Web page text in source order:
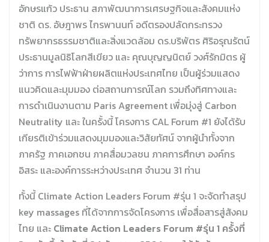
อักษรแก้ว ประธาน สภาพัฒนาการเศรษฐกิจและสังคมแห่ง
ชาติ ดร. อัษฎาพร ไกรพานนท์ อดีตรองปลัดกระทรวง
ทรัพยากรธรรมชาติและสิ่งแวดล้อม ดร.บริพัตร ศิริอรุณรัตน์
ประธานมูลนิธิโลกสีเขียว และ คุณบุญญนิตย์ วงศ์รักมิตร ผู้
ว่าการ การไฟฟ้าฝ่ายผลิตแห่งประเทศไทย เป็นผู้ร่วมแสดง
แนวคิดและมุมมอง ต่อสถานการณ์โลก รวมถึงทิศทางและ
การดำเนินงานตาม Paris Agreement เพื่อมุ่งสู่ Carbon
Neutrality และ ในครั้งนี้ โครงการ CAL Forum #1 ยังได้รับ
เกียรติเข้าร่วมแสดงมุมมองและวิสัยทัศน์ จากผู้นำทั้งจาก
ภาครัฐ ภาคเอกชน ภาคสื่อมวลชน ภาคการศึกษา องค์กร
อิสระ และองค์การระหว่างประเทศ จำนวน 31 ท่าน
ทั้งนี้ Climate Action Leaders Forum #รุ่น 1 จะจัดทำสรุป
key massages ที่ได้จากการจัดโครงการ เพื่อสื่อสารสู่สังคม
ไทย และ Climate Action Leaders Forum #รุ่น 1 ครั้งที่